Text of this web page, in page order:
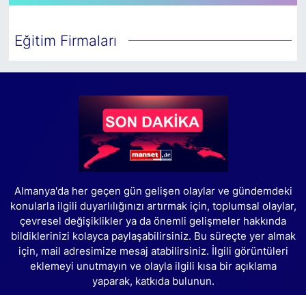
Eğitim Firmaları
Almanya'da her geçen gün gelişen olaylar ve gündemdeki
konularla ilgili duyarlılığınızı artırmak için, toplumsal olaylar,
çevresel değişiklikler ya da önemli gelişmeler hakkında
bildiklerinizi kolayca paylaşabilirsiniz. Bu süreçte yer almak
için, mail adresimize mesaj atabilirsiniz. İlgili görüntüleri
eklemeyi unutmayın ve olayla ilgili kısa bir açıklama
yaparak, katkıda bulunun.